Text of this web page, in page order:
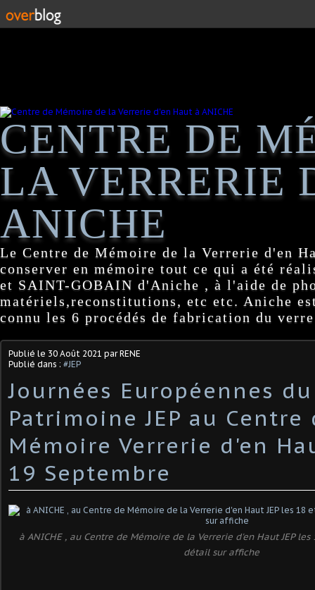
CENTRE DE
LA VERRERIE
ANICHE
Le Centre de Mémoire de la Verrerie d'en
conserver en mémoire tout ce qui a été
et SAINT-GOBAIN d'Aniche , à l'aide de
matériels,reconstitutions, etc etc. Aniche
connu les 6 procédés de fabrication du
Publié le 30 Août 2021 par RENE
Publié dans : #JEP
Journées Européennes du
Patrimoine JEP au Centre
Mémoire Verrerie d'en
19 Septembre
à ANICHE , au Centre de Mémoire de la Verrerie d'en Haut JEP
détail sur affiche